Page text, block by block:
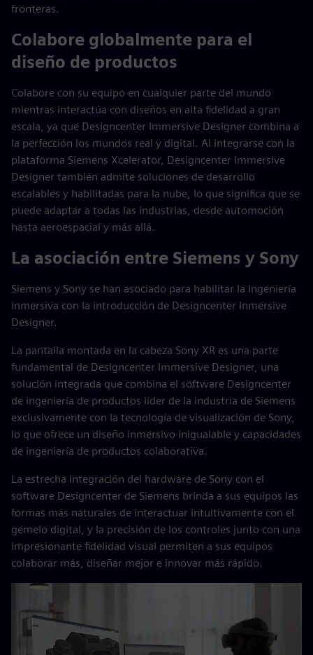
fronteras.
Colabore globalmente para el
diseño de productos
Colabore con su equipo en cualquier parte del mundo
mientras interactúa con diseños en alta fidelidad a gran
escala, ya que Designcenter Immersive Designer combina a
la perfección los mundos real y digital. Al integrarse con la
plataforma Siemens Xcelerator, Designcenter Immersive
Designer también admite soluciones de desarrollo
escalables y habilitadas para la nube, lo que significa que se
puede adaptar a todas las industrias, desde automoción
hasta aeroespacial y más allá.
La asociación entre Siemens y Sony
Siemens y Sony se han asociado para habilitar la ingeniería
inmersiva con la introducción de Designcenter Inmersive
Designer.
La pantalla montada en la cabeza Sony XR es una parte
fundamental de Designcenter Immersive Designer, una
solución integrada que combina el software Designcenter
de ingeniería de productos líder de la industria de Siemens
exclusivamente con la tecnología de visualización de Sony,
lo que ofrece un diseño inmersivo inigualable y capacidades
de ingeniería de productos colaborativa.
La estrecha integración del hardware de Sony con el
software Designcenter de Siemens brinda a sus equipos las
formas más naturales de interactuar intuitivamente con el
gemelo digital, y la precisión de los controles junto con una
impresionante fidelidad visual permiten a sus equipos
colaborar más, diseñar mejor e innovar más rápido.